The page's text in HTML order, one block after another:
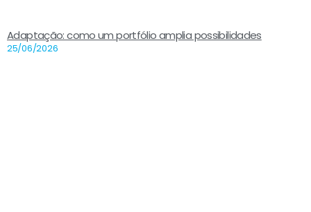
Adaptação: como um portfólio amplia possibilidades
25/06/2026